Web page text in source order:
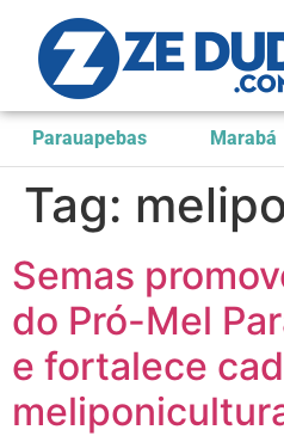
Parauapebas Marabá
Tag:
Semas
do Pró-Mel
e fortalece